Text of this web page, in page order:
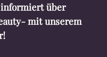
über
mit unserem